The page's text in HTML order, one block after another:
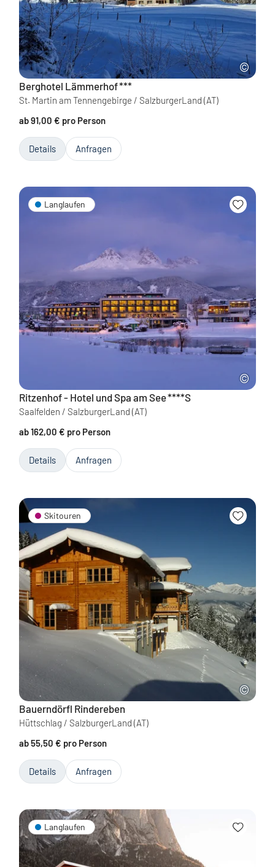
Berghotel Lämmerhof***
St. Martin am Tennengebirge / SalzburgerLand (AT)
ab 91,00 € pro Person
Details Anfragen
Langlaufen
Ritzenhof - Hotel und Spa am See****S
Saalfelden / SalzburgerLand (AT)
ab 162,00 € pro Person
Details Anfragen
Skitouren
Bauerndörfl Rindereben
Hüttschlag / SalzburgerLand (AT)
ab 55,50 € pro Person
Details Anfragen
Langlaufen